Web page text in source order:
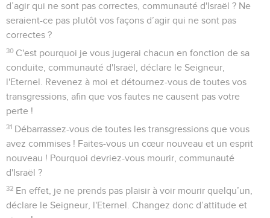
d’agir qui ne sont pas correctes, communauté d'Israël ? Ne
seraient-ce pas plutôt vos façons d’agir qui ne sont pas
correctes ?
30 C'est pourquoi je vous jugerai chacun en fonction de sa
conduite, communauté d'Israël, déclare le Seigneur,
l'Eternel. Revenez à moi et détournez-vous de toutes vos
transgressions, afin que vos fautes ne causent pas votre
perte !
31 Débarrassez-vous de toutes les transgressions que vous
avez commises ! Faites-vous un cœur nouveau et un esprit
nouveau ! Pourquoi devriez-vous mourir, communauté
d'Israël ?
32 En effet, je ne prends pas plaisir à voir mourir quelqu’un,
déclare le Seigneur, l'Eternel. Changez donc d’attitude et